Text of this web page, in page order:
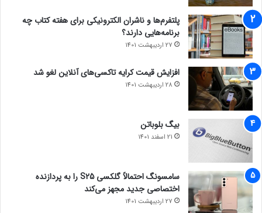
پلتفرم‌ها و ناشران الکترونیکی برای هفته کتاب چه
برنامه‌هایی دارند؟
27 اردیبهشت 1401
افزایش قیمت کرایه تاکسی‌های آنلاین لغو شد
28 اردیبهشت 1401
بیگ بلوباتن
21 اسفند 1401
سامسونگ احتمالاً گلکسی S25 را به پردازنده
اختصاصی جدید مجهز می‌کند
27 اردیبهشت 1401